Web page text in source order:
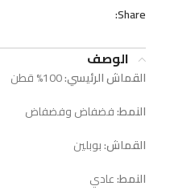
Share:
الوصف
القماش الرئيسي:
النمط:فضفاض وفضفاض
القماش:بوبلين
النمط:عادي